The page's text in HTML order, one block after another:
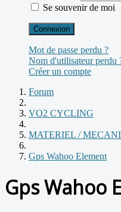
Se souvenir de moi
Connexion
Mot de passe perdu ?
Nom d'utilisateur perdu
Créer un compte
Forum
VO2 CYCLING
MATERIEL /
Gps Wahoo Element
Gps Wahoo